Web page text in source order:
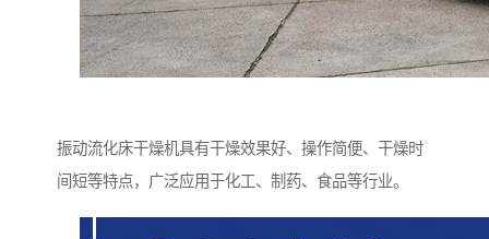
振动流化床干燥机具有干燥效果好、操作简便、干燥时
间短等特点，广泛应用于化工、制药、食品等行业。